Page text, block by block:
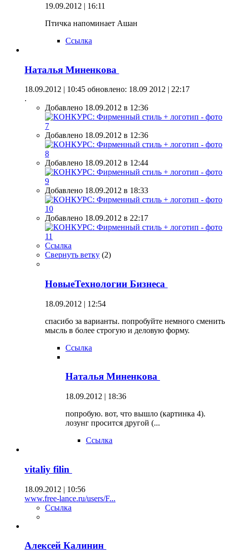
19.09.2012 | 16:11
Птичка напоминает Ашан
Ссылка
Наталья Миненкова
18.09.2012 | 10:45 обновлено: 18.09 2012 | 22:17
.
Добавлено 18.09.2012 в 12:36
Добавлено 18.09.2012 в 12:36
Добавлено 18.09.2012 в 12:44
Добавлено 18.09.2012 в 18:33
Добавлено 18.09.2012 в 22:17
Ссылка
Свернуть ветку (2)
НовыеТехнологии Бизнеса
18.09.2012 | 12:54
спасибо за варианты. попробуйте немного сменить
мысль в более строгую и деловую форму.
Ссылка
Наталья Миненкова
18.09.2012 | 18:36
попробую. вот, что вышло (картинка 4).
лозунг просится другой (...
Ссылка
vitaliy filin
18.09.2012 | 10:56
www.free-lance.ru/users/F...
Ссылка
Алексей Калинин